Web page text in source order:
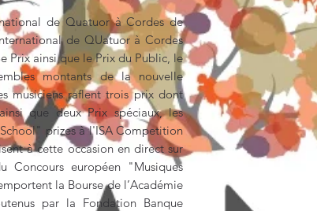
de Quatuor à Cordes de
de QUatuor à Cordes
Prix ainsi que le Prix du Public, le
montants de la nouvelle
musiciens raflent trois prix dont
que deux Prix spéciaux, les
prizes à l'ISA Competition
à cette occasion en direct sur
Concours européen "Musiques
la Bourse de l’Académie
par la Fondation Banque